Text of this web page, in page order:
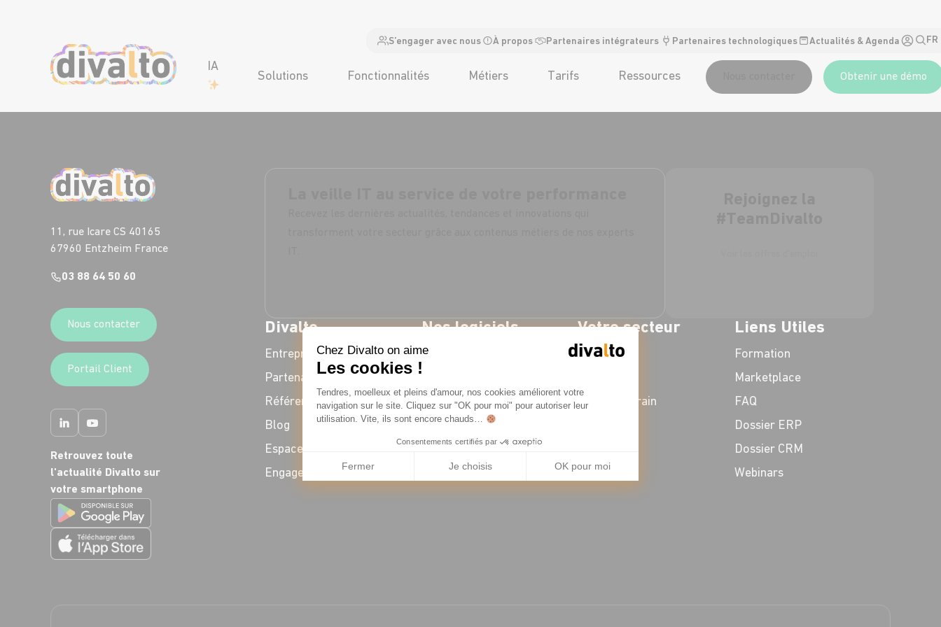
IA
Solutions Fonctionnalités Métiers Tarifs Ressources Obtenir une démo
S’engager avec nous À propos Partenaires intégrateurs Partenaires technologiques Actualités & Agenda FR
11, rue Icare CS 40165
67960 Entzheim France
03 88 64 50 60
Nous contacter
Portail Client
Retrouvez toute
l'actualité Divalto sur
votre smartphone
Divalto
Entreprise
Partenaires
Références
Blog
Espace Presse
Engagement RSE
Nos logiciels
ERP
CRM
Gestion d'Intervention
Solutions métiers
Votre secteur
Industrie
Service terrain
Liens Utiles
Formation
Marketplace
FAQ
Dossier ERP
Dossier CRM
Webinars
Chez Divalto on aime
Les cookies !
Plateforme de Gestion du Consentement : Personnalisez vos Options
Tendres, moelleux et pleins d'amour, nos cookies améliorent votre
navigation sur le site. Cliquez sur "OK pour moi" pour autoriser leur
utilisation. Vite, ils sont encore chauds…
Consentements certifiés par
Fermer Je choisis OK pour moi
Axeptio consent